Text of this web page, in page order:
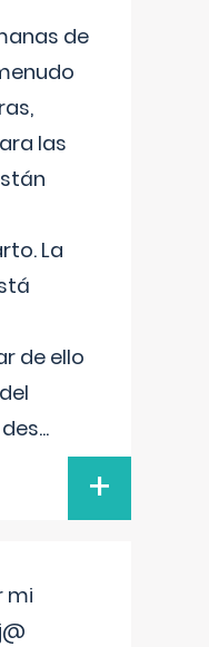
de
las
La
de ello
...
+
mi